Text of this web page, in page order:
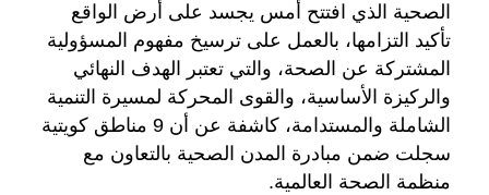
الصحية الذي افتتح أمس يجسد على أرض الواقع
تأكيد التزامها، بالعمل على ترسيخ مفهوم المسؤولية
المشتركة عن الصحة، والتي تعتبر الهدف النهائي
والركيزة الأساسية، والقوى المحركة لمسيرة التنمية
الشاملة والمستدامة، كاشفة عن أن 9 مناطق كويتية
سجلت ضمن مبادرة المدن الصحية بالتعاون مع
منظمة الصحة العالمية.